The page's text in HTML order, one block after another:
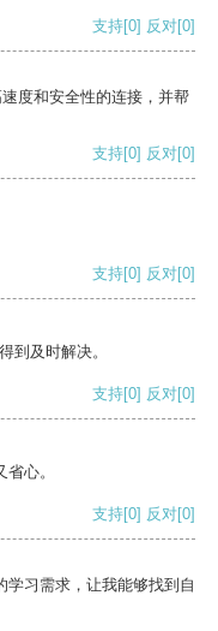
支持[0] 反对[0]
度和安全性的连接，并帮
支持[0] 反对[0]
支持[0] 反对[0]
到及时解决。
支持[0] 反对[0]
心。
支持[0] 反对[0]
学习需求，让我能够找到自